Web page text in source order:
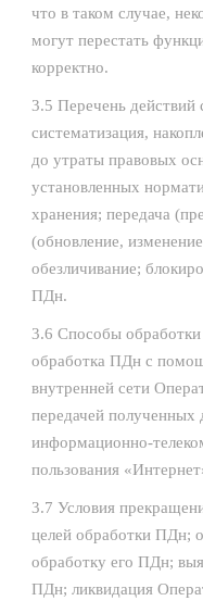
что в таком случае,
могут перестать
корректно.
3.5 Перечень действий
систематизация,
до утраты правовых
установленных
хранения; передача
(обновление,
обезличивание;
ПДн.
3.6 Способы
обработка ПДн с
внутренней сети
передачей
информационно-
пользования
3.7 Условия
целей обработки ПДн;
обработку его ПДн;
ПДн; ликвидация